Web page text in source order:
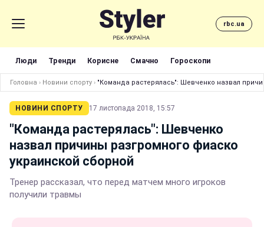
rbc.ua
Люди Тренди Корисне Смачно Гороскопи
Головна › Новини спорту › "Команда растерялась": Шевченко назвал
НОВИНИ СПОРТУ 17 листопада 2018, 15:57
"Команда растерялась": Шевченко
назвал причины разгромного фиаско
украинской сборной
Тренер рассказал, что перед матчем много игроков
получили травмы